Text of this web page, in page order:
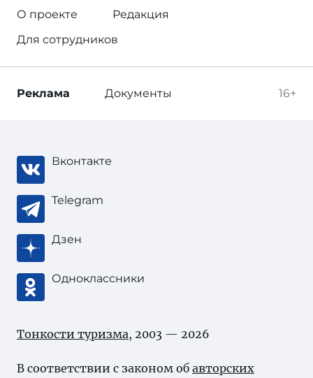
О проекте
Редакция
Для сотрудников
16+
Реклама Документы
Вконтакте
Telegram
Дзен
Одноклассники
Тонкости туризма, 2003 — 2026
В соответствии с законом об авторских